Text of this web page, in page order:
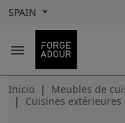
SPAIN

Inicio
Meubles de
Cuisines extérieures